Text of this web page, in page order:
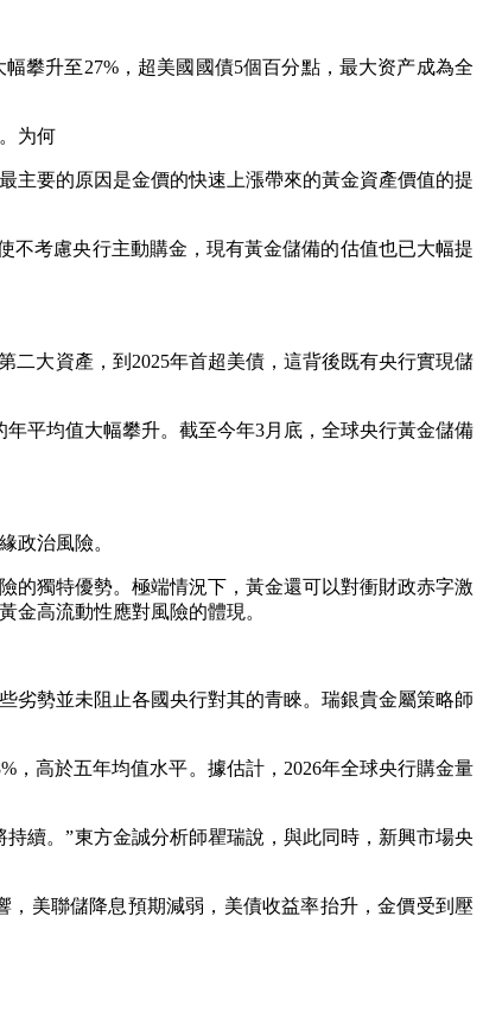
攀升至27%，超美國國債5個百分點，最大资产成為全
为何
要的原因是金價的快速上漲帶來的黃金資產價值的提
考慮央行主動購金，現有黃金儲備的估值也已大幅提
大資產，到2025年首超美債，這背後既有央行實現儲
平均值大幅攀升。截至今年3月底，全球央行黃金儲備
政治風險。
獨特優勢。極端情況下，黃金還可以對衝財政赤字激
金高流動性應對風險的體現。
勢並未阻止各國央行對其的青睞。瑞銀貴金屬策略師
高於五年均值水平。據估計，2026年全球央行購金量
續。”東方金誠分析師瞿瑞說，與此同時，新興市場央
美聯儲降息預期減弱，美債收益率抬升，金價受到壓